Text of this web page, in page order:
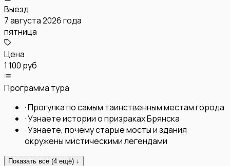
Выезд
7 августа 2026 года
пятница
Цена
1 100 руб
Программа тура
·Прогулка по самым таинственным местам города
·Узнаете истории о призраках Брянска
·Узнаете, почему старые мосты и здания
окружены мистическими легендами
Показать все (4 ещё) ↓